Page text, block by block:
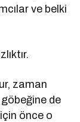
ve belki
zaman
de
önce o